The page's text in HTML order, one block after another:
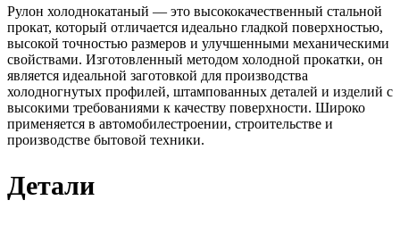
Рулон холоднокатаный — это высококачественный стальной
прокат, который отличается идеально гладкой поверхностью,
высокой точностью размеров и улучшенными механическими
свойствами. Изготовленный методом холодной прокатки, он
является идеальной заготовкой для производства
холодногнутых профилей, штампованных деталей и изделий с
высокими требованиями к качеству поверхности. Широко
применяется в автомобилестроении, строительстве и
производстве бытовой техники.
Детали